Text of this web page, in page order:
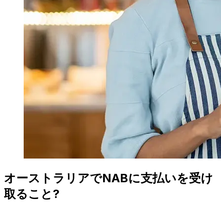
オーストラリアでNABに支払いを受け
取ること?